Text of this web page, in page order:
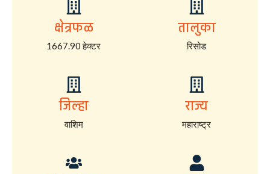
क्षेत्रफळ
1667.90 हेक्टर
तालुका
रिसोड
जिल्हा
वाशिम
राज्य
महाराष्ट्र